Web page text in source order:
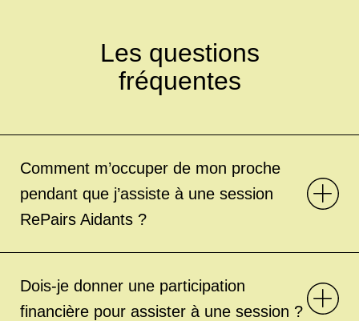
Les questions
fréquentes
Comment m’occuper de mon proche
pendant que j’assiste à une session
RePairs Aidants ?
Dois-je donner une participation
financière pour assister à une session ?